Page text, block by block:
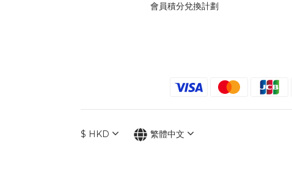
會員積分兌換計劃
$ HKD 繁體中文